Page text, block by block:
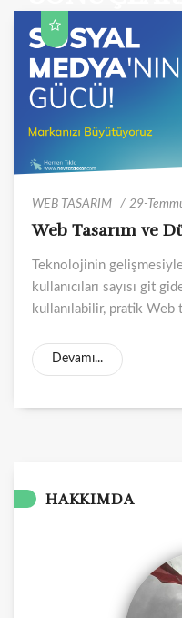
WEB TASARIM 29-
Web Tasarım ve
Teknolojinin
kullanıcıları sayısı git
kullanılabilir, pratik Web
Devamı...
HAKKIMDA